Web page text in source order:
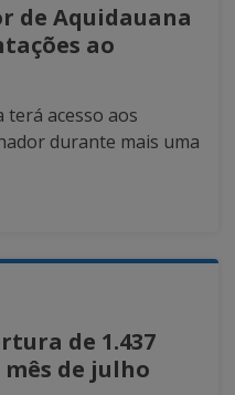
de Aquidauana
ao
terá acesso aos
durante mais uma
de 1.437
mês de julho